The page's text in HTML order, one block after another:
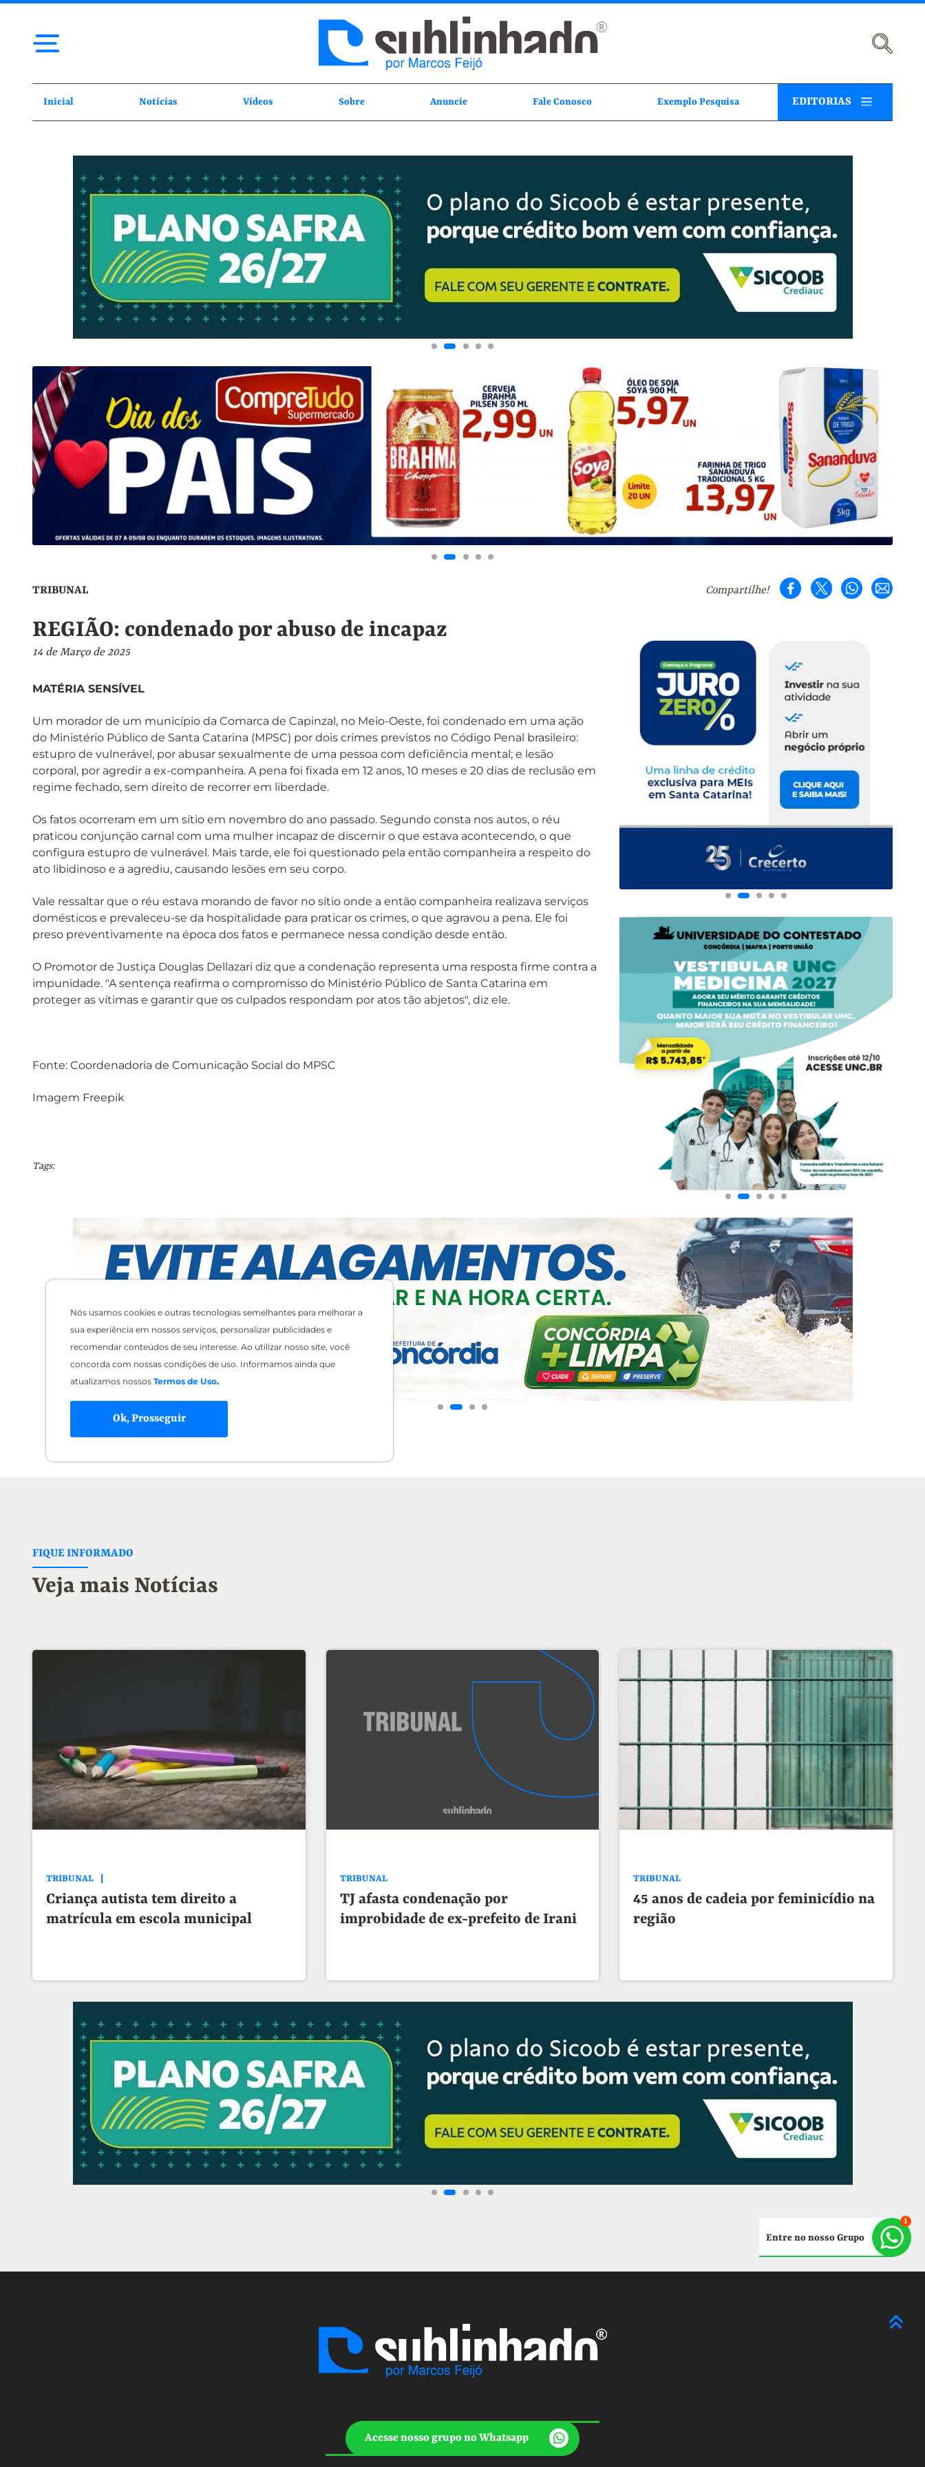
Nós usamos cookies e outras tecnologias semelhantes para melhorar a
sua experiência em nossos serviços, personalizar publicidades e
recomendar conteúdos de seu interesse. Ao utilizar nosso site, você
concorda com nossas condições de uso. Informamos ainda que
atualizamos nossosTermos de Uso.
Ok, Prosseguir
Inicial Notícias Vídeos Sobre Anuncie Fale Conosco Exemplo Pesquisa EDITORIAS
TRIBUNAL Compartilhe!
REGIÃO: condenado por abuso de incapaz
14 de Março de 2025
MATÉRIA SENSÍVEL
Um morador de um município da Comarca de Capinzal, no Meio-Oeste, foi condenado em uma ação
do Ministério Público de Santa Catarina (MPSC) por dois crimes previstos no Código Penal brasileiro:
estupro de vulnerável, por abusar sexualmente de uma pessoa com deficiência mental; e lesão
corporal, por agredir a ex-companheira. A pena foi fixada em 12 anos, 10 meses e 20 dias de reclusão em
regime fechado, sem direito de recorrer em liberdade.
Os fatos ocorreram em um sítio em novembro do ano passado. Segundo consta nos autos, o réu
praticou conjunção carnal com uma mulher incapaz de discernir o que estava acontecendo, o que
configura estupro de vulnerável. Mais tarde, ele foi questionado pela então companheira a respeito do
ato libidinoso e a agrediu, causando lesões em seu corpo.
Vale ressaltar que o réu estava morando de favor no sítio onde a então companheira realizava serviços
domésticos e prevaleceu-se da hospitalidade para praticar os crimes, o que agravou a pena. Ele foi
preso preventivamente na época dos fatos e permanece nessa condição desde então.
O Promotor de Justiça Douglas Dellazari diz que a condenação representa uma resposta firme contra a
impunidade. "A sentença reafirma o compromisso do Ministério Público de Santa Catarina em
proteger as vítimas e garantir que os culpados respondam por atos tão abjetos", diz ele.
Fonte: Coordenadoria de Comunicação Social do MPSC
Imagem Freepik
Tags:
FIQUE INFORMADO
Veja mais Notícias
TRIBUNAL
Criança autista tem direito a
matrícula em escola municipal
TRIBUNAL
TJ afasta condenação por
improbidade de ex-prefeito de Irani
TRIBUNAL
45 anos de cadeia por feminicídio na
região
Entre no nosso Grupo
Acesse nosso grupo no Whatsapp